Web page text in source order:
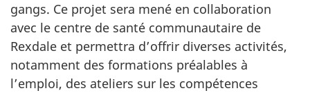
gangs. Ce projet sera mené en collaboration
avec le centre de santé communautaire de
Rexdale et permettra d’offrir diverses activités,
notamment des formations préalables à
l’emploi, des ateliers sur les compétences